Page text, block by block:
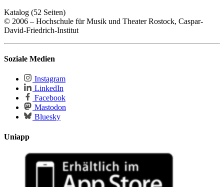
Katalog (52 Seiten)
© 2006 – Hochschule für Musik und Theater Rostock, Caspar-
David-Friedrich-Institut
Soziale Medien
Instagram
LinkedIn
Facebook
Mastodon
Bluesky
Uniapp